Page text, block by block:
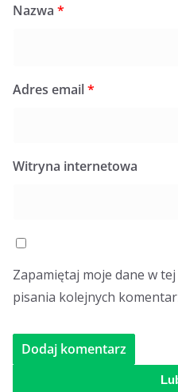
Nazwa *
Adres email*
Witryna internetowa
Zapamiętaj moje dane w
pisania kolejnych